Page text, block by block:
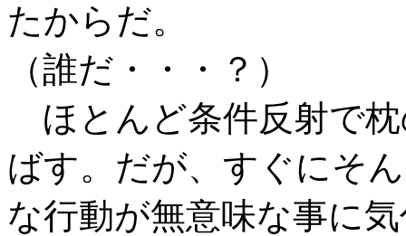
たからだ。
（誰だ・・・？）
ほとんど条件反射で
ばす。だが、すぐにそん
な行動が無意味な事に